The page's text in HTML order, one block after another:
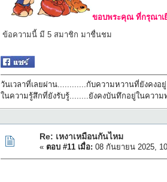
ขอบพระคุณ ที่กรุณาเ
ข้อความนี้ มี 5 สมาชิก มาชื่นชม
วันเวลาที่เลยผ่าน............กับความหวานที่ยังคงอยู่
ในความรู้สึกที่ยังรับรู้........ยังคงบันทึกอยู่ในความ
Re: เหงาเหมือนกันไหม
« ตอบ #11 เมื่อ: 08 กันยายน 2025,